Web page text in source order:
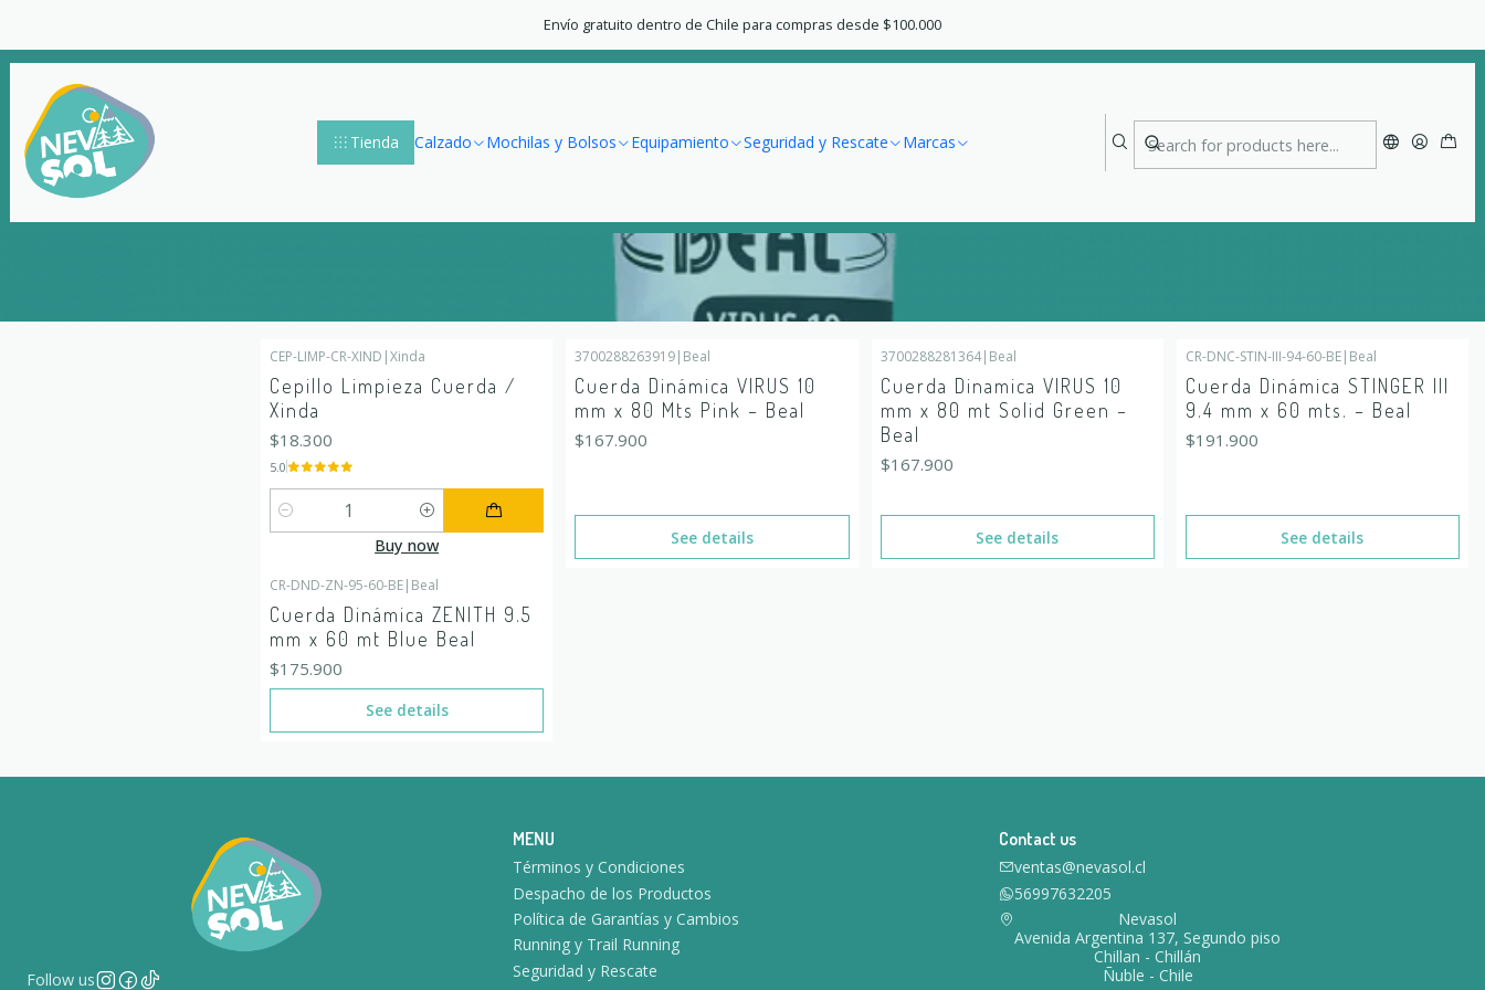
Tienda Calzado Mochilas y Bolsos Equipamiento Seguridad y Rescate Marcas
Envío gratuito dentro de Chile para compras desde $100.000
Home Escalada Cuerdas Dinámicas
Cuerdas Dinámicas
CEP-LIMP-CR-XIND |Xinda
Cepillo Limpieza Cuerda /
Xinda
$18.300
5.0
Quantity
Buy now
3700288263919| Beal
Cuerda Dinámica VIRUS 10
mm x 80 Mts Pink – Beal
$167.900
See details
3700288281364| Beal
Cuerda Dinamica VIRUS 10
mm x 80 mt Solid Green –
Beal
$167.900
See details
CR-DNC-STIN-III-94-60-BE| Beal
Cuerda Dinámica STINGER III
9.4 mm x 60 mts. – Beal
$191.900
See details
CR-DND-ZN-95-60-BE| Beal
Cuerda Dinámica ZENITH 9.5
mm x 60 mt Blue Beal
$175.900
See details
Follow us
MENU
Términos y Condiciones
Despacho de los Productos
Política de Garantías y Cambios
Running y Trail Running
Seguridad y Rescate
Contact us
ventas@nevasol.cl
56997632205
Nevasol
Avenida Argentina 137, Segundo piso
Chillan - Chillán
Ñuble - Chile